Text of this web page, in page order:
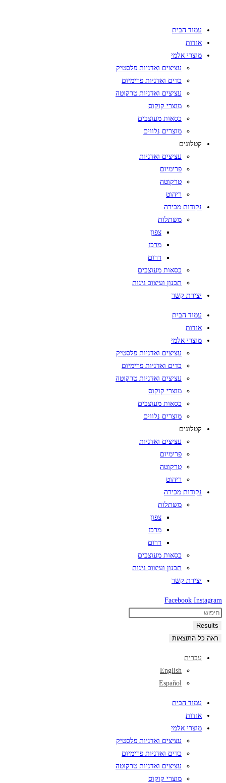
עמוד הבית
אודות
מוצרי אלמי
עציצים ואדניות פלסטיק
כדים ואדניות פרימיום
עציצים ואדניות טרקוטה
מוצרי קוקוס
כסאות מעוצבים
מוצרים נלווים
קטלוגים
עציצים ואדניות
פרימיום
טרקוטה
ריהוט
נקודות מכירה
משתלות
צפון
מרכז
דרום
כסאות מעוצבים
תכנון ועיצוב גינות
יצירת קשר
עמוד הבית
אודות
מוצרי אלמי
עציצים ואדניות פלסטיק
כדים ואדניות פרימיום
עציצים ואדניות טרקוטה
מוצרי קוקוס
כסאות מעוצבים
מוצרים נלווים
קטלוגים
עציצים ואדניות
פרימיום
טרקוטה
ריהוט
נקודות מכירה
משתלות
צפון
מרכז
דרום
כסאות מעוצבים
תכנון ועיצוב גינות
יצירת קשר
Facebook Instagram
Search
...
Results
ראה כל התוצאות
עברית
English
Español
עמוד הבית
אודות
מוצרי אלמי
עציצים ואדניות פלסטיק
כדים ואדניות פרימיום
עציצים ואדניות טרקוטה
מוצרי קוקוס